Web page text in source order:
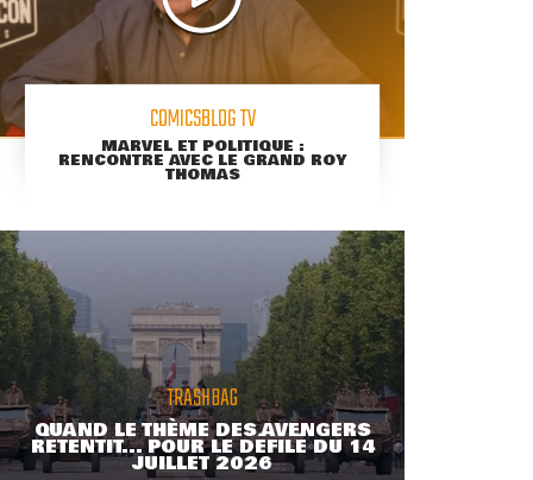
COMICSBLOG TV
MARVEL ET POLITIQUE :
RENCONTRE AVEC LE GRAND ROY
THOMAS
TRASHBAG
QUAND LE THÈME DES AVENGERS
RETENTIT... POUR LE DÉFILÉ DU 14
JUILLET 2026